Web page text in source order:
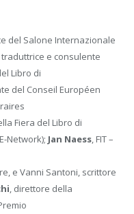
del Salone Internazionale
, traduttrice e consulente
Libro di
del Conseil Européen
Fiera del Libro di
Network); Jan Naess , FIT –
e Vanni Santoni, scrittore
, direttore della